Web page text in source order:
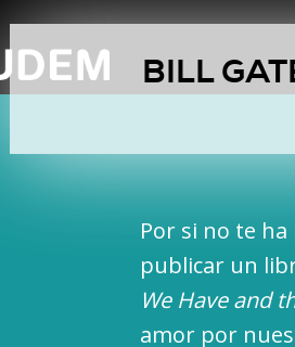
BILL
Por si no te
publicar un
We Have and
amor por